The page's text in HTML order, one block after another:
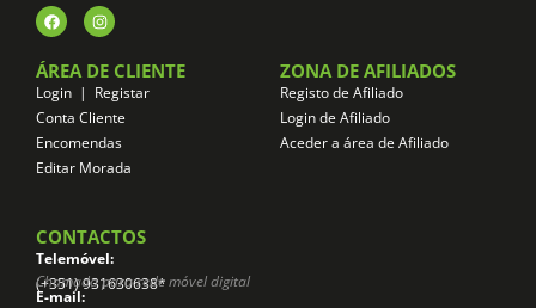
ÁREA DE CLIENTE
Login | Registar
Conta Cliente
Encomendas
Editar Morada
ZONA DE AFILIADOS
Registo de Afiliado
Login de Afiliado
Aceder a área de Afiliado
CONTACTOS
Telemóvel:
(+351) 931630638*
Chamada para rede móvel digital
E-mail: